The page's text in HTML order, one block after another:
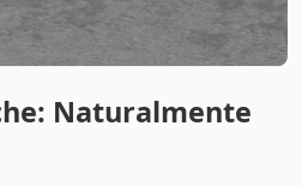
Naturalmente